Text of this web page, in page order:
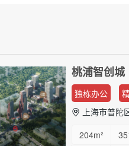
桃浦智创城
独栋办公
上海市普陀
204m²